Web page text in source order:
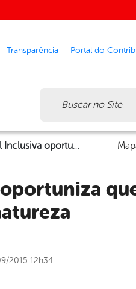
Transparência Portal do
Projeto Educação Ambiental Inclusiva oportuniza que cegos tenham contato com a natureza
2015 12h34